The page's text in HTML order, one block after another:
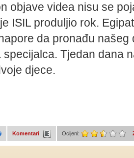
objave videa nisu se
ISIL produljio rok.
da pronađu
specijalca. Tjedan dana
djece.
Komentari Ocijeni: